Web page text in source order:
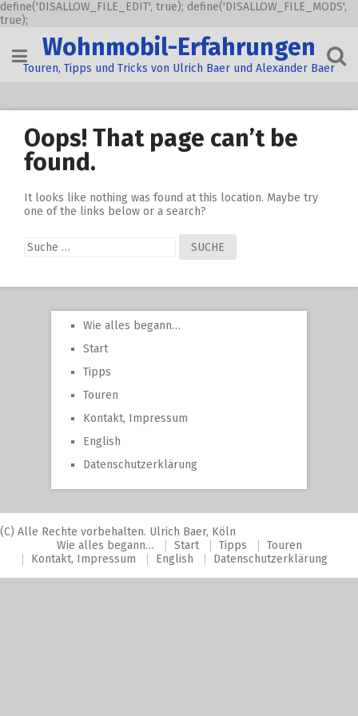
define('DISALLOW_FILE_EDIT', true); define('DISALLOW_FILE_MODS',
true);
content
Wohnmobil-Erfahrungen
Touren, Tipps und Tricks von Ulrich Baer und Alexander Baer
Oops! That page can’t be
found.
It looks like nothing was found at this location. Maybe try
one of the links below or a search?
Suche
nach:
Wie alles begann…
Start
Tipps
Touren
Kontakt, Impressum
English
Datenschutzerklärung
(C) Alle Rechte vorbehalten. Ulrich Baer, Köln
Wie alles begann…
Start Tipps
Touren
Kontakt, Impressum
English Datenschutzerklärung